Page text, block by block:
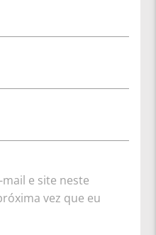
e site neste
vez que eu